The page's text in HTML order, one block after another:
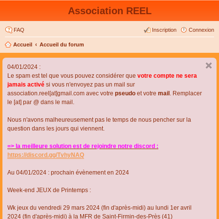
Association REEL
FAQ Connexion
Inscription
Accueil Accueil du forum
04/01/2024 :
Le spam est tel que vous pouvez considérer que votre compte ne sera
jamais activé si vous n'envoyez pas un mail sur
association.reel[at]gmail.com avec votre pseudo et votre mail . Remplacer
le [at] par @ dans le mail.
Nous n'avons malheureusement pas le temps de nous pencher sur la
question dans les jours qui viennent.
=> la meilleure solution est de rejoindre notre discord :
https://discord.gg/TvhyNAQ
Au 04/01/2024 : prochain évènement en 2024
Week-end JEUX de Printemps :
Wk jeux du vendredi 29 mars 2024 (fin d'après-midi) au lundi 1er avril
2024 (fin d'après-midi) à la MFR de Saint-Firmin-des-Près (41)